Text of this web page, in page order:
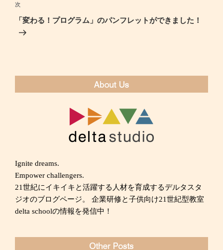
ビ
ゲ
ー
投
稿
次
の
投
次
「変わる！プログラム」のパンフレットができました！
Ignite dreams.
Empower challengers.
21世紀にイキイキと活躍する人材を育成するデルタスタ
ジオのブログページ。 企業研修と子供向け21世紀型教室
delta schoolの情報を発信中！